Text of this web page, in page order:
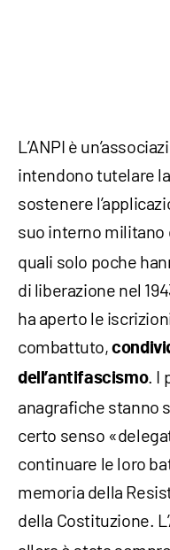
L’ANPI è
intendono tutelare
sostenere
suo interno
quali solo poche
di liberazione nel
ha aperto le
combattuto,
dell’antifascismo. I
anagrafiche stanno
certo senso
continuare le loro
memoria della
della Costituzione.